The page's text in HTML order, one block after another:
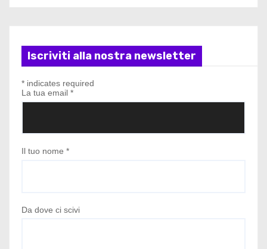
Iscriviti alla nostra newsletter
* indicates required
La tua email *
Il tuo nome *
Da dove ci scivi